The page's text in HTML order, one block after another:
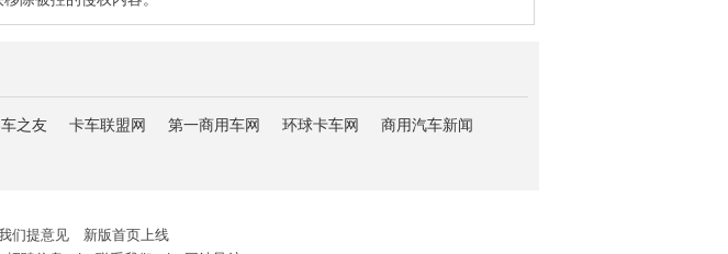
之友 卡车联盟网 第一商用车网 环球卡车网
商用汽车新闻
们提意见 新版首页上线